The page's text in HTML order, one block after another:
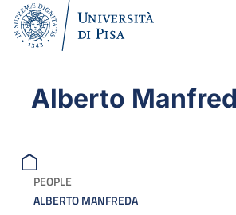
Alberto
PEOPLE
ALBERTO MANFREDA